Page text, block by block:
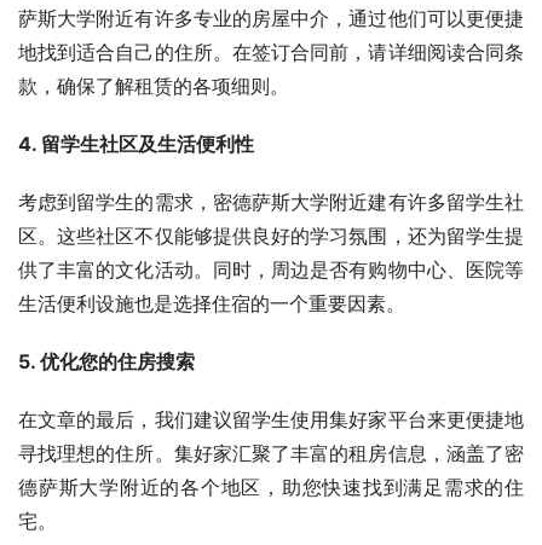
萨斯大学附近有许多专业的房屋中介，通过他们可以更便捷
地找到适合自己的住所。在签订合同前，请详细阅读合同条
款，确保了解租赁的各项细则。
4. 留学生社区及生活便利性
考虑到留学生的需求，密德萨斯大学附近建有许多留学生社
区。这些社区不仅能够提供良好的学习氛围，还为留学生提
供了丰富的文化活动。同时，周边是否有购物中心、医院等
生活便利设施也是选择住宿的一个重要因素。
5. 优化您的住房搜索
在文章的最后，我们建议留学生使用集好家平台来更便捷地
寻找理想的住所。集好家汇聚了丰富的租房信息，涵盖了密
德萨斯大学附近的各个地区，助您快速找到满足需求的住
宅。